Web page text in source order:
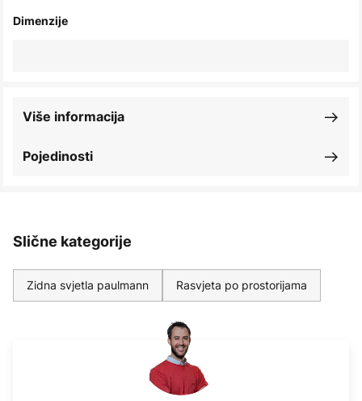
Dimenzije
Pojedinosti
Više informacija
Slične kategorije
Zidna svjetla paulmann Rasvjeta po prostorijama